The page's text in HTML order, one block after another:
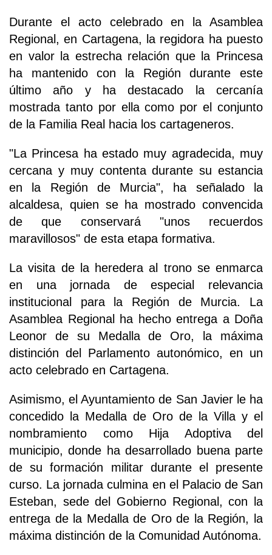
Durante el acto celebrado en la Asamblea
Regional, en Cartagena, la regidora ha puesto
en valor la estrecha relación que la Princesa
ha mantenido con la Región durante este
último año y ha destacado la cercanía
mostrada tanto por ella como por el conjunto
de la Familia Real hacia los cartageneros.
"La Princesa ha estado muy agradecida, muy
cercana y muy contenta durante su estancia
en la Región de Murcia", ha señalado la
alcaldesa, quien se ha mostrado convencida
de que conservará "unos recuerdos
maravillosos" de esta etapa formativa.
La visita de la heredera al trono se enmarca
en una jornada de especial relevancia
institucional para la Región de Murcia. La
Asamblea Regional ha hecho entrega a Doña
Leonor de su Medalla de Oro, la máxima
distinción del Parlamento autonómico, en un
acto celebrado en Cartagena.
Asimismo, el Ayuntamiento de San Javier le ha
concedido la Medalla de Oro de la Villa y el
nombramiento como Hija Adoptiva del
municipio, donde ha desarrollado buena parte
de su formación militar durante el presente
curso. La jornada culmina en el Palacio de San
Esteban, sede del Gobierno Regional, con la
entrega de la Medalla de Oro de la Región, la
máxima distinción de la Comunidad Autónoma.